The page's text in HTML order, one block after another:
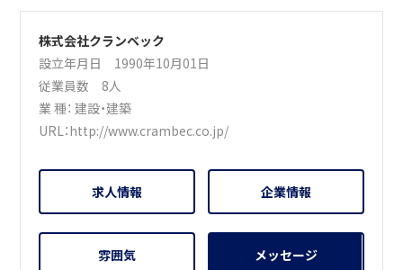
株式会社クランベック
設立年月日 1990年10月01日
従業員数 8人
業 種：建設・建築
URL：http://www.crambec.co.jp/
求人情報 企業情報
雰囲気 メッセージ